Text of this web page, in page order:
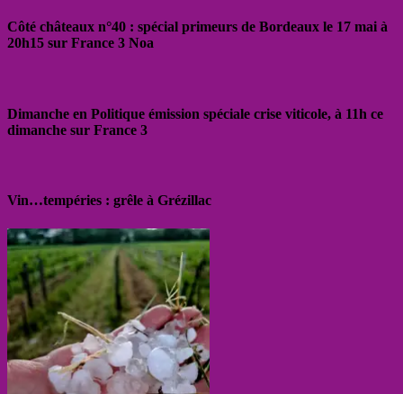
Côté châteaux n°40 : spécial primeurs de Bordeaux le 17 mai à
20h15 sur France 3 Noa
Dimanche en Politique émission spéciale crise viticole, à 11h ce
dimanche sur France 3
Vin…tempéries : grêle à Grézillac